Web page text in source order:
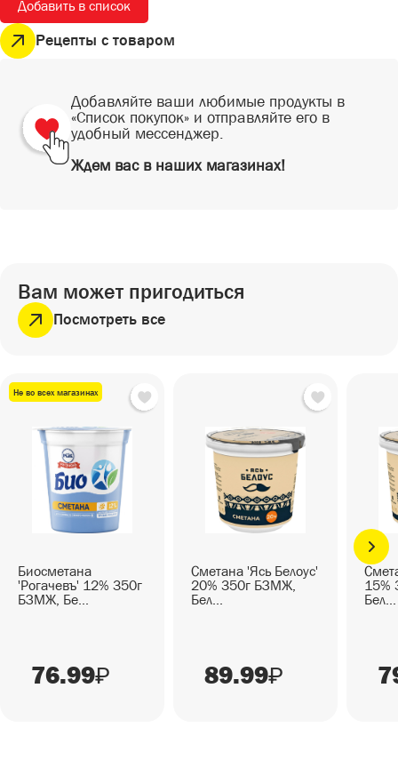
СЕЗОННЫЕ ТОВАРЫ
ПИКНИК
САД И ОГОРОД
СНЕКИ
Снеки
ГОТОВЫЕ БЛЮДА
Добавить в список
Рецепты с товаром
Добавляйте ваши любимые продукты в
«Список покупок» и отправляйте его в
удобный мессенджер.
Ждем вас в наших магазинах!
Вам может пригодиться
Посмотреть все
Не во всех магазинах
Биосметана
'Рогачевъ' 12% 350г
БЗМЖ, Бе...
76.99₽
Сметана 'Ясь Белоус'
20% 350г БЗМЖ,
Бел...
89.99₽
15%
Бел...